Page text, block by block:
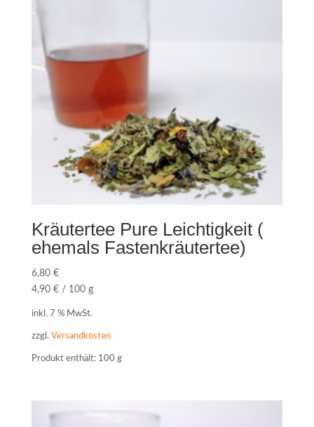
Kräutertee Pure Leichtigkeit (
ehemals Fastenkräutertee)
6,80 €
4,90 €/ 100 g
inkl. 7 % MwSt.
zzgl. Versandkosten
Produkt enthält: 100 g